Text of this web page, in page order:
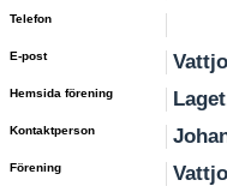
Telefon
E-post
Hemsida förening
Kontaktperson
Förening